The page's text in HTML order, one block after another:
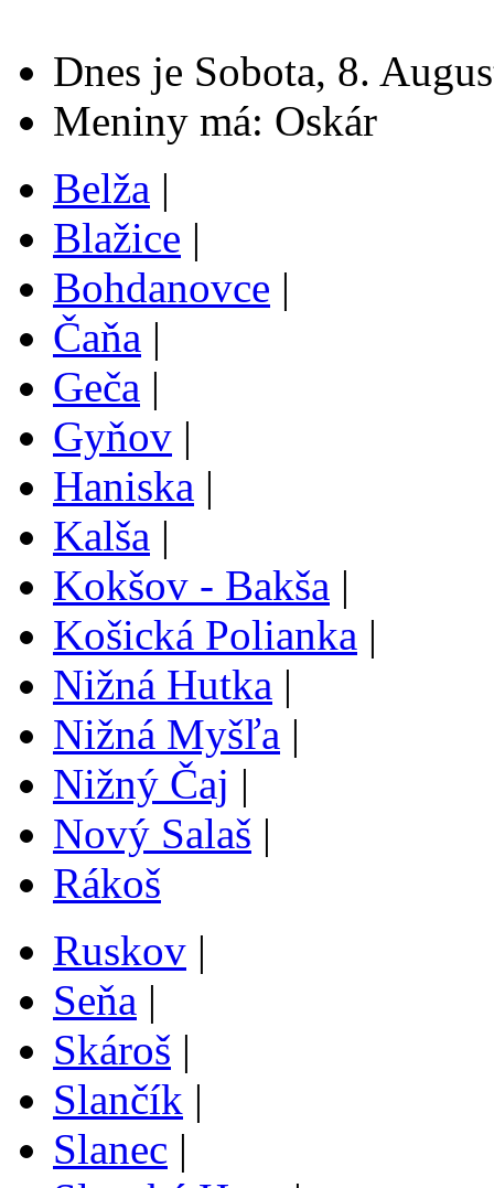
Dnes je Sobota, 8.
Meniny má: Oskár
Belža |
Blažice |
Bohdanovce |
Čaňa |
Geča |
Gyňov |
Haniska |
Kalša |
Kokšov - Bakša |
Košická Polianka |
Nižná Hutka |
Nižná Myšľa |
Nižný Čaj |
Nový Salaš |
Rákoš
Ruskov |
Seňa |
Skároš |
Slančík |
Slanec |